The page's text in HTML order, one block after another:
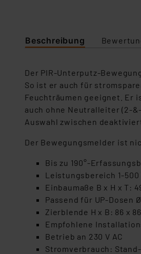
Beschreibung
Der PIR-Unterputz-
So ist er auch für
Feuchträumen geeignet. Er
auch ohne Neutralleiter (2-
Auswahl zwischen
Der Bewegungsmelder ist
Bis zu 190°-
Leistungsbereich 1-500
Einbaumaße B x H x T:
Passend für UP-Dosen
Zierblende H x B: 86 x
Empfohlene
Betrieb an 230 V AC
Stromverbrauch: